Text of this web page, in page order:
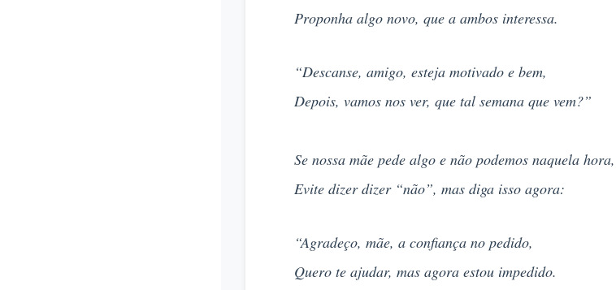
Proponha algo novo, que a ambos interessa.
“Descanse, amigo, esteja motivado e bem,
Depois, vamos nos ver, que tal semana que vem?”
Se nossa mãe pede algo e não podemos naquela hora,
Evite dizer dizer “não”, mas diga isso agora:
“Agradeço, mãe, a confiança no pedido,
Quero te ajudar, mas agora estou impedido.